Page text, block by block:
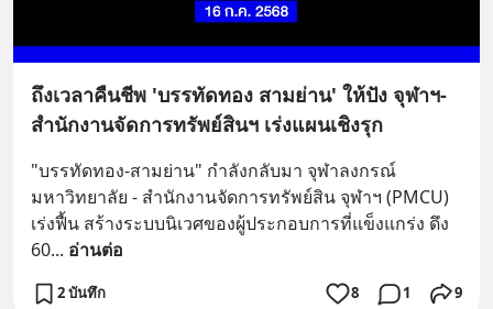
ถึงเวลาคืนชีพ 'บรรทัดทอง สามย่าน' ให้ปัง จุฬาฯ-
สำนักงานจัดการทรัพย์สินฯ เร่งแผนเชิงรุก
"บรรทัดทอง-สามย่าน" กำลังกลับมา จุฬาลงกรณ์
มหาวิทยาลัย - สำนักงานจัดการทรัพย์สิน จุฬาฯ (PMCU)
เร่งฟื้น สร้างระบบนิเวศของผู้ประกอบการที่แข็งแกร่ง ดึง
60... อ่านต่อ
2 บันทึก 8 1 9